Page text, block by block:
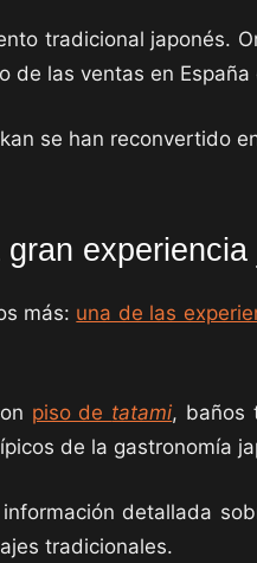
tradicional japonés.
de las ventas en
se han reconvertido
más: una de las
piso de tatami, baños
de la gastronomía
detallada
tradicionales.